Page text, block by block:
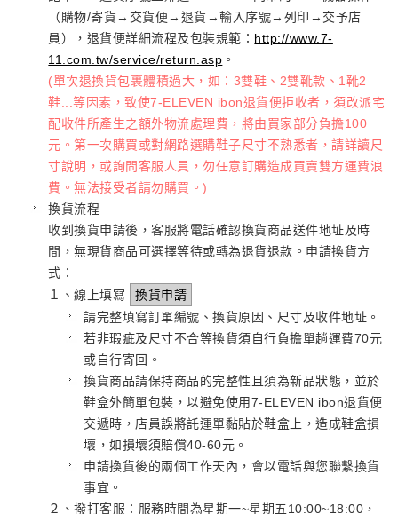
（購物/寄貨→交貨便→退貨→輸入序號→列印→交予店
員），退貨便詳細流程及包裝規範： http://www.7-
11.com.tw/service/return.asp 。
(單次退換貨包裹體積過大，如：3雙鞋、2雙靴款、1靴2
鞋...等因素，致使7-ELEVEN ibon退貨便拒收者，須改派宅
配收件所產生之額外物流處理費，將由買家部分負擔100
元。第一次購買或對網路選購鞋子尺寸不熟悉者，請詳讀尺
寸說明，或詢問客服人員，勿任意訂購造成買賣雙方運費浪
費。無法接受者請勿購買。)
換貨流程
收到換貨申請後，客服將電話確認換貨商品送件地址及時
間，無現貨商品可選擇等待或轉為退貨退款。申請換貨方
式：
１、線上填寫
換貨申請
請完整填寫訂單編號、換貨原因、尺寸及收件地址。
若非瑕疵及尺寸不合等換貨須自行負擔單趟運費70元
或自行寄回。
換貨商品請保持商品的完整性且須為新品狀態，並於
鞋盒外簡單包裝，以避免使用7-ELEVEN ibon退貨便
交遞時，店員誤將託運單黏貼於鞋盒上，造成鞋盒損
壞，如損壞須賠償40-60元。
申請換貨後的兩個工作天內，會以電話與您聯繫換貨
事宜。
２、撥打客服：服務時間為星期一~星期五10:00~18:00，